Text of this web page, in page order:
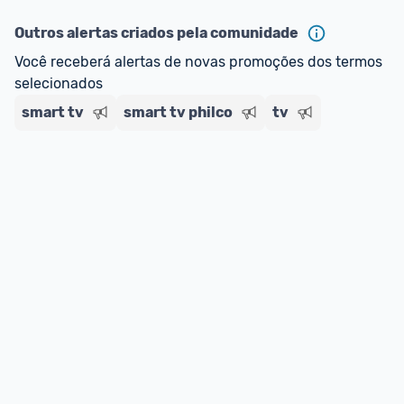
Outros alertas criados pela comunidade
Você receberá alertas de novas promoções dos termos
selecionados
smart tv
smart tv philco tv